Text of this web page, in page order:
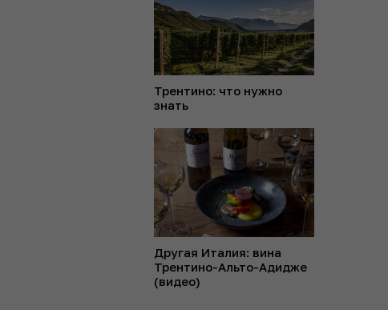
Трентино: что нужно
знать
Другая Италия: вина
Трентино-Альто-Адидже
(видео)